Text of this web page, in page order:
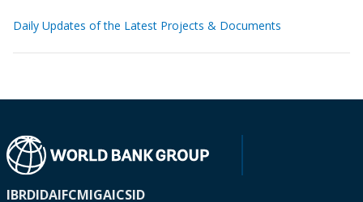
Daily Updates of the Latest Projects & Documents
IBRDIDAIFCMIGAICSID